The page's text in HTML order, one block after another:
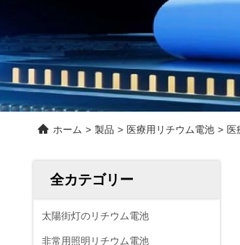
ホーム > 製品 > 医療用リチウム電池 > 医
全カテゴリー
太陽街灯のリチウム電池
非常用照明リチウム電池